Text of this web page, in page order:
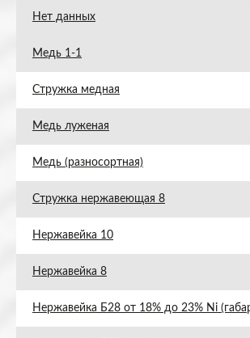
Нет данных
Медь 1-1
Стружка медная
Медь луженая
Медь (разносортная)
Стружка нержавеющая 8
Нержавейка 10
Нержавейка 8
Нержавейка Б28 от 18% до 23% Ni